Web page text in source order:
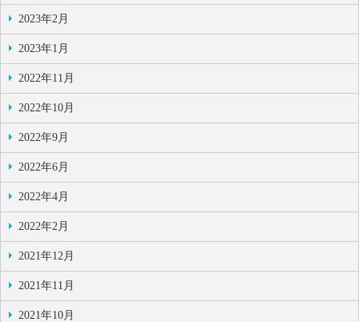
2023年2月
2023年1月
2022年11月
2022年10月
2022年9月
2022年6月
2022年4月
2022年2月
2021年12月
2021年11月
2021年10月